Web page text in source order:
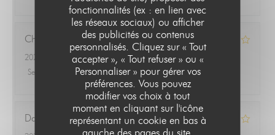
fonctionnalités (ex : en lien avec
les réseaux sociaux) ou afficher
des publicités ou contenus
personnalisés. Cliquez sur « Tout
accepter », « Tout refuser » ou «
Personnaliser » pour gérer vos
préférences. Vous pouvez
modifier vos choix à tout
moment en cliquant sur l'icône
représentant un cookie en bas à
gauche des pages du site.
Charlotte
2026-07-02
- 12:15 - Couverts 2
Service
Ambiance: 4 /5 Cuisine: 3/5 Qualité / Prix
Dany